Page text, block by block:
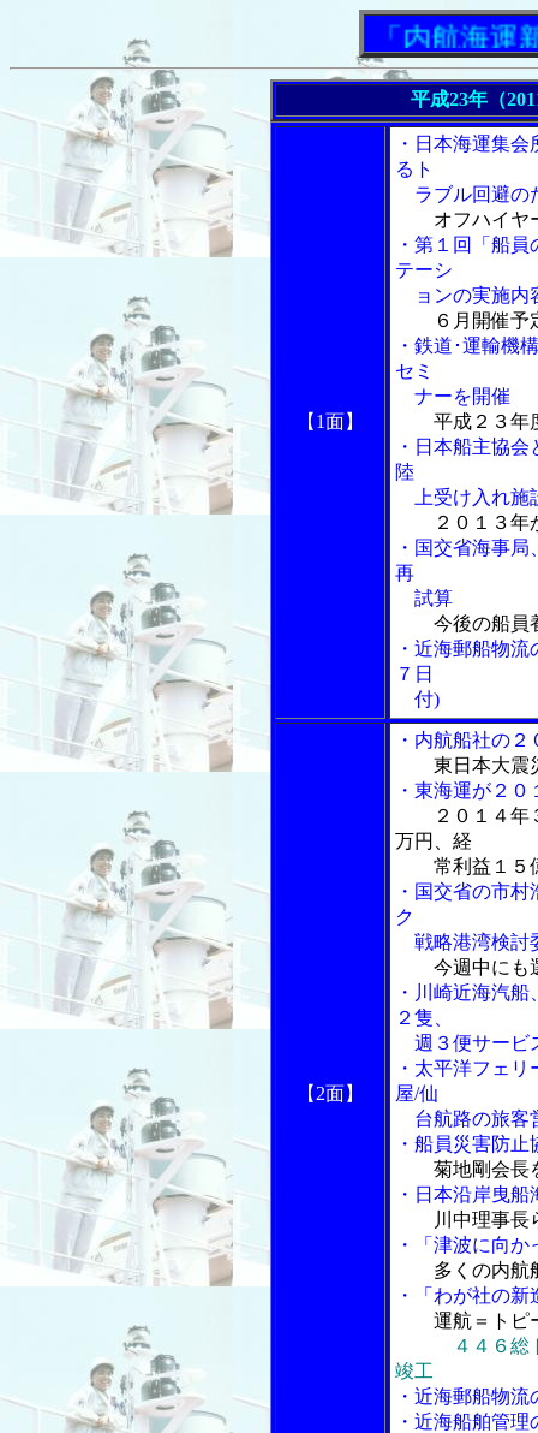
「内航海運新聞
平成23年（
【1面】
・日本海運集
るト
ラブル回避の
オフハイヤ
・第１回「船
テーシ
ョンの実施内
６月開催
・鉄道･運輸機
セミ
ナーを開催
平成２３年
・日本船主協
陸
上受け入れ施
２０１３
・国交省海事
再
試算
今後の船員
・近海郵船物
７日
付)
【2面】
・内航船社の
東日本大震
・東海運が２
２０１４
万円、経
常利益１５
・国交省の市
ク
戦略港湾検討
今週中にも
・川崎近海汽
２隻、
週３便サービ
・太平洋フェ
屋/仙
台航路の旅客
・船員災害防
菊地剛会長
・日本沿岸曳
川中理事長
・「津波に向
多くの内航
・「わが社の新
運航＝トピ
４４６総
竣工
・近海郵船物
・近海船舶管